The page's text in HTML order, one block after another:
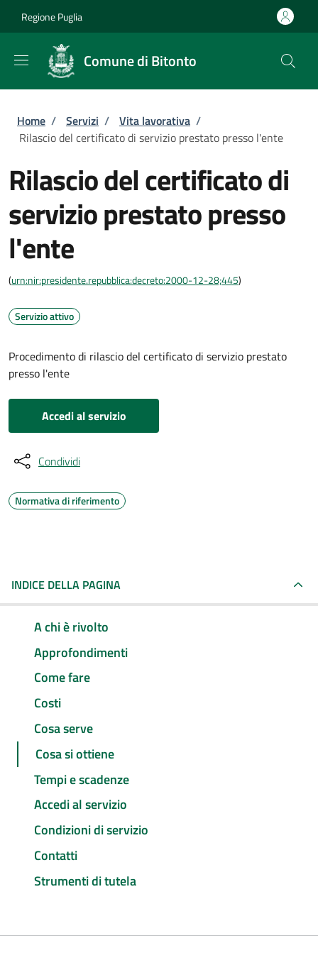
Regione Puglia
Comune di Bitonto
Briciole di pane
Home / Servizi / Vita lavorativa /
Rilascio del certificato di servizio prestato presso l'ente
Rilascio del certificato di
servizio prestato presso
l'ente
(urn:nir:presidente.repubblica:decreto:2000-12-28;445)
Servizio attivo
Procedimento di rilascio del certificato di servizio prestato
presso l'ente
Accedi al servizio
Condividi
Normativa di riferimento
INDICE DELLA PAGINA
A chi è rivolto
Approfondimenti
Come fare
Costi
Cosa serve
Cosa si ottiene
Tempi e scadenze
Accedi al servizio
Condizioni di servizio
Contatti
Strumenti di tutela